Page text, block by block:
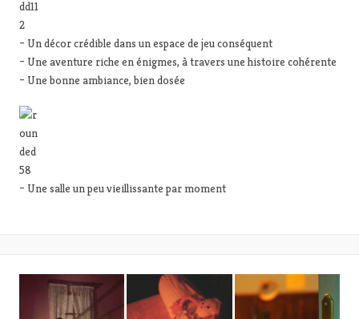
– Un décor crédible dans un espace de jeu conséquent
– Une aventure riche en énigmes, à travers une histoire cohérente
– Une bonne ambiance, bien dosée
– Une salle un peu vieillissante par moment